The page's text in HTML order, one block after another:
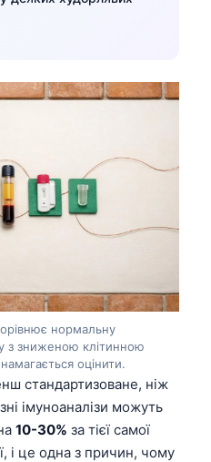
нормальну
з зниженою клітинною
оцінити.
стандартизоване, ніж
імуноаналізи можуть
10-30% за тієї самої
і це одна з причин, чому